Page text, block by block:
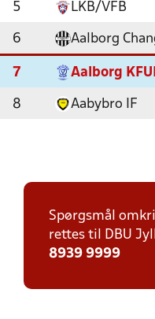
5 LKB/VFB
6 Aalborg
7 Aalborg
8 Aabybro IF
Spørgsmål
rettes til DBU
8939 9999